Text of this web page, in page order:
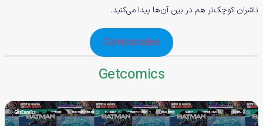
ناشران کوچک‌تر هم در بین آن‌ها پیدا می‌کنید.
Comicscodes
Getcomics